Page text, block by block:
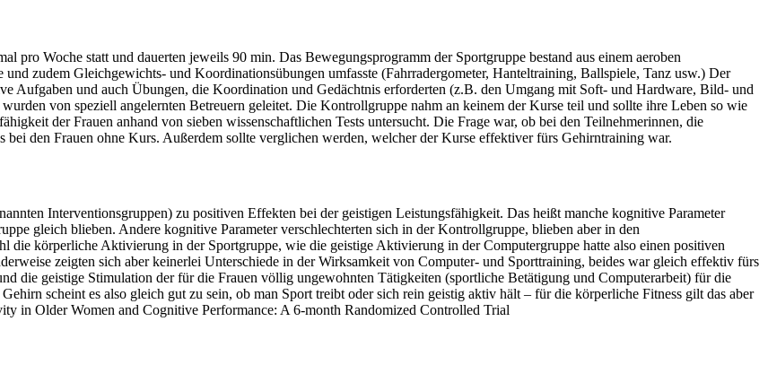
pro Woche statt und dauerten jeweils 90 min. Das Bewegungsprogramm der Sportgruppe bestand aus einem aeroben
zudem Gleichgewichts- und Koordinationsübungen umfasste (Fahrradergometer, Hanteltraining, Ballspiele, Tanz usw.) Der
Aufgaben und auch Übungen, die Koordination und Gedächtnis erforderten (z.B. den Umgang mit Soft- und Hardware, Bild- und
von speziell angelernten Betreuern geleitet. Die Kontrollgruppe nahm an keinem der Kurse teil und sollte ihre Leben so wie
der Frauen anhand von sieben wissenschaftlichen Tests untersucht. Die Frage war, ob bei den Teilnehmerinnen, die
den Frauen ohne Kurs. Außerdem sollte verglichen werden, welcher der Kurse effektiver fürs Gehirntraining war.
Interventionsgruppen) zu positiven Effekten bei der geistigen Leistungsfähigkeit. Das heißt manche kognitive Parameter
gleich blieben. Andere kognitive Parameter verschlechterten sich in der Kontrollgruppe, blieben aber in den
die körperliche Aktivierung in der Sportgruppe, wie die geistige Aktivierung in der Computergruppe hatte also einen positiven
zeigten sich aber keinerlei Unterschiede in der Wirksamkeit von Computer- und Sporttraining, beides war gleich effektiv fürs
die geistige Stimulation der für die Frauen völlig ungewohnten Tätigkeiten (sportliche Betätigung und Computerarbeit) für die
scheint es also gleich gut zu sein, ob man Sport treibt oder sich rein geistig aktiv hält – für die körperliche Fitness gilt das aber
in Older Women and Cognitive Performance: A 6-month Randomized Controlled Trial